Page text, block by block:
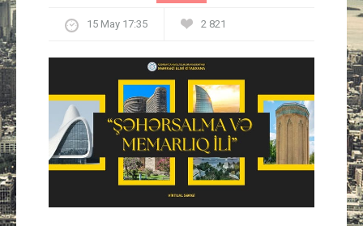
Güney Azərbaycan
Müsahibə
İdman
15 May 17:35 2 821